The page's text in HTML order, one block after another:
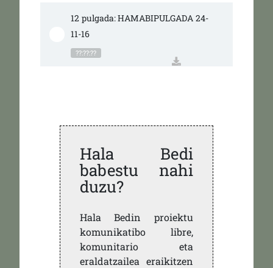
12 pulgada: HAMABIPULGADA 24-
11-16
??:??:??
Hala Bedi
babestu nahi
duzu?
Hala Bedin proiektu
komunikatibo libre,
komunitario eta
eraldatzailea eraikitzen